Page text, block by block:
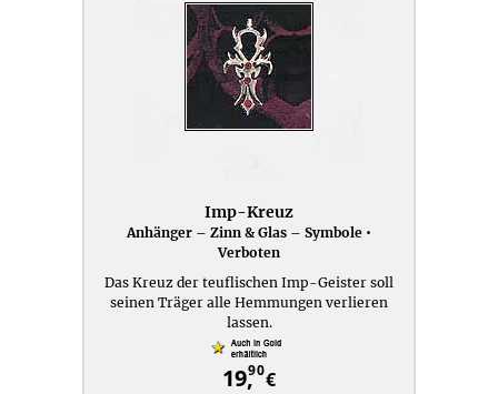
Imp-Kreuz
Anhänger – Zinn & Glas – Symbole •
Verboten
Das Kreuz der teuflischen Imp-Geister soll
seinen Träger alle Hemmungen verlieren
lassen.
19,90€